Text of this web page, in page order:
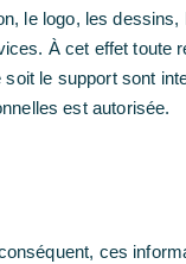
le logo, les
À cet effet toute
le support sont
est autorisée.
ces